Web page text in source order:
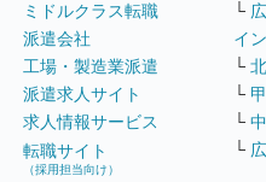
ミドルクラス転職
派遣会社
工場・製造業派遣
派遣求人サイト
求人情報サービス
転職サイト
（採用担当向け）
└
イ
└
└
└
└